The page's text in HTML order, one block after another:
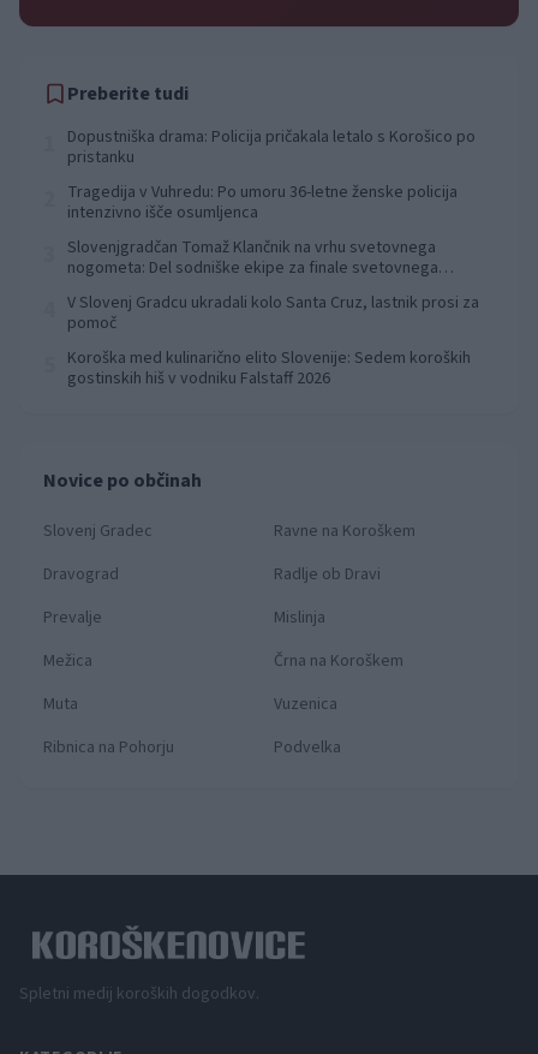
Preberite tudi
Dopustniška drama: Policija pričakala letalo s Korošico po
pristanku
Tragedija v Vuhredu: Po umoru 36-letne ženske policija
intenzivno išče osumljenca
Slovenjgradčan Tomaž Klančnik na vrhu svetovnega
nogometa: Del sodniške ekipe za finale svetovnega
V Slovenj Gradcu ukradali kolo Santa Cruz, lastnik prosi za
pomoč
Koroška med kulinarično elito Slovenije: Sedem koroških
gostinskih hiš v vodniku Falstaff 2026
Novice po občinah
Slovenj Gradec
Ravne na Koroškem
Dravograd
Radlje ob Dravi
Prevalje
Mislinja
Mežica
Črna na Koroškem
Muta
Vuzenica
Ribnica na Pohorju
Podvelka
Spletni medij koroških dogodkov.